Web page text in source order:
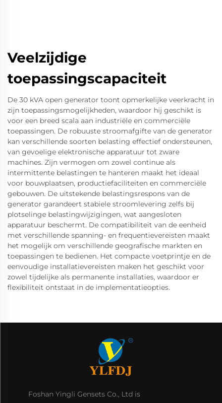
Veelzijdige
toepassingscapaciteit
De 30 kVA open generator toont opmerkelijke veerkracht in
zijn toepassingsmogelijkheden, waardoor hij geschikt is
voor een breed scala aan industriële en commerciële
toepassingen. De robuuste stroomafgifte van de generator
kan verschillende soorten belasting effectief ondersteunen,
van gevoelige elektronische apparatuur tot zware
machines. Zijn vermogen om zowel continue als
intermittente belastingen te hanteren maakt het ideaal
voor bouwplaatsen, productiefaciliteiten en commerciële
gebouwen. De uitstekende belastingsrespons van de
generator garandeert stabiele stroomlevering zelfs bij
plotselinge belastingwijzigingen, wat aangesloten
apparatuur beschermt. De compatibiliteit van de eenheid
met verschillende spanning- en frequentievereisten maakt
het mogelijk om verschillende geografische markten en
toepassingen te bedienen. Het compacte voetprintje en de
eenvoudige installatievereisten maken het geschikt voor
zowel tijdelijke als permanente installaties, waardoor er
flexibiliteit ontstaat in de implementatieopties.
Foshan Yingli Gensets Co., Ltd is